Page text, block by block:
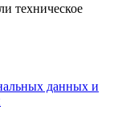
техническое
данных и